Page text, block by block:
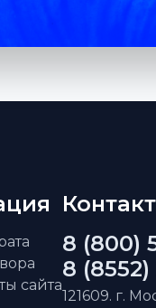
сайта
8 (800)
8
121609. г.